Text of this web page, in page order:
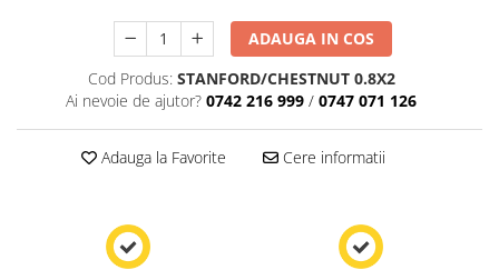
ADAUGA IN COS
Cod Produs: STANFORD/CHESTNUT 0.8X2
Ai nevoie de ajutor? 0742 216 999 / 0747 071 126
Adauga la Favorite Cere informatii